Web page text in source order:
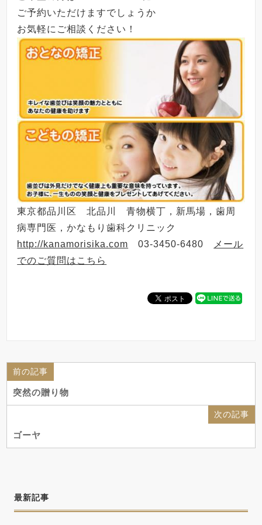
ご予約いただけますでしょうか
お気軽にご相談ください！
東京都品川区 北品川 青物横丁，新馬場，歯周
病専門医，かなもり歯科クリニック
http://kanamorisika.com 03-3450-6480
メール
でのご質問はこちら
前の記事
突然の贈り物
次の記事
ゴーヤ
最新記事